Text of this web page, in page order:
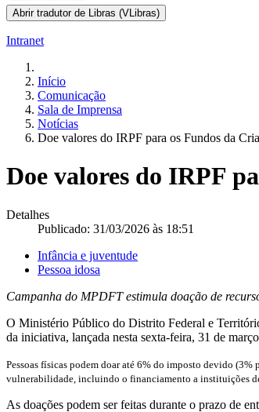
Abrir tradutor de Libras (VLibras)
Intranet
Início
Comunicação
Sala de Imprensa
Notícias
Doe valores do IRPF para os Fundos da
Doe valores do IRPF
Detalhes
Publicado: 31/03/2026 às 18:51
Infância e juventude
Pessoa idosa
Campanha do MPDFT estimula doação de
O Ministério Público do Distrito Federal e
da iniciativa, lançada nesta sexta-feira, 31 de
Pessoas físicas podem doar até 6% do imposto devido (3%
vulnerabilidade, incluindo o financiamento a instituições
As doações podem ser feitas durante o prazo de